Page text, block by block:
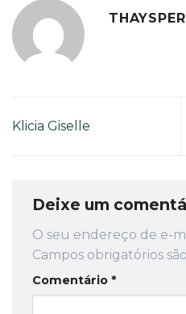
Klicia Giselle
Deixe um
O seu endereço de e-
Campos obrigatórios
Comentário *